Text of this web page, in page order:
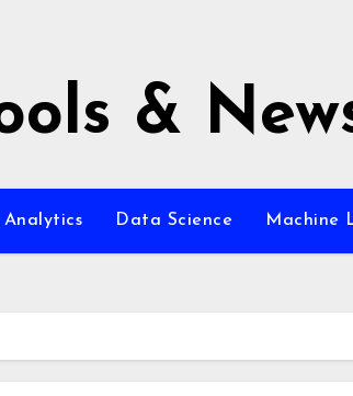
&
Data Science Machine